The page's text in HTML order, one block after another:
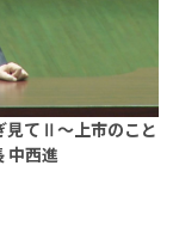
見てⅡ～上市のこと
中西進